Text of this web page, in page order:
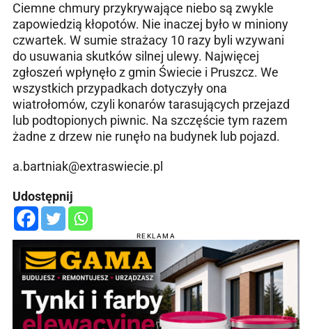
Ciemne chmury przykrywające niebo są zwykle
zapowiedzią kłopotów. Nie inaczej było w miniony
czwartek. W sumie strażacy 10 razy byli wzywani
do usuwania skutków silnej ulewy. Najwięcej
zgłoszeń wpłynęło z gmin Świecie i Pruszcz. We
wszystkich przypadkach dotyczyły ona
wiatrołomów, czyli konarów tarasujących przejazd
lub podtopionych piwnic. Na szczęście tym razem
żadne z drzew nie runęło na budynek lub pojazd.
a.bartniak@extraswiecie.pl
Udostępnij
REKLAMA